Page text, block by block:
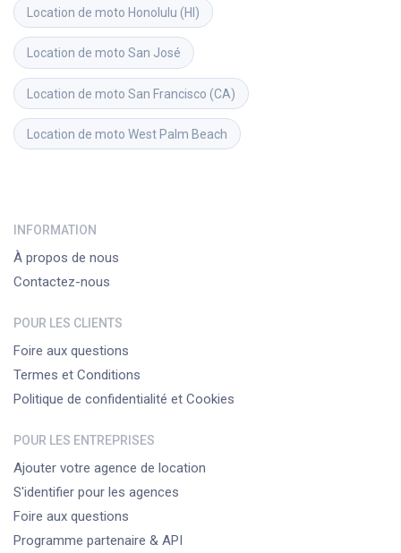
Location de moto Honolulu (HI)
Location de moto San José
Location de moto San Francisco (CA)
Location de moto West Palm Beach
INFORMATION
À propos de nous
Contactez-nous
POUR LES CLIENTS
Foire aux questions
Termes et Conditions
Politique de confidentialité et Cookies
POUR LES ENTREPRISES
Ajouter votre agence de location
S'identifier pour les agences
Foire aux questions
Programme partenaire & API